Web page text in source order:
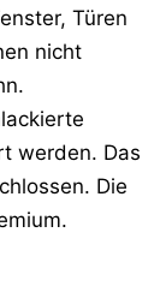
Türen
nicht
werden. Das
Die